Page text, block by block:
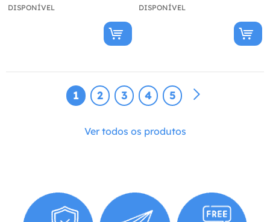
DISPONÍVEL DISPONÍVEL
1 2 3 4 5
Ver todos os produtos